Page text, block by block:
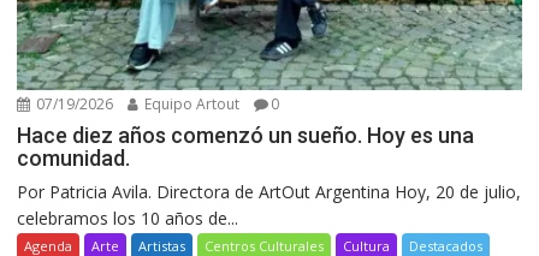
07/19/2026 Equipo Artout 0
Hace diez años comenzó un sueño. Hoy es una
comunidad.
Por Patricia Avila. Directora de ArtOut Argentina Hoy, 20 de julio,
celebramos los 10 años de...
Agenda Arte Artistas Centros Culturales Cultura
Destacados